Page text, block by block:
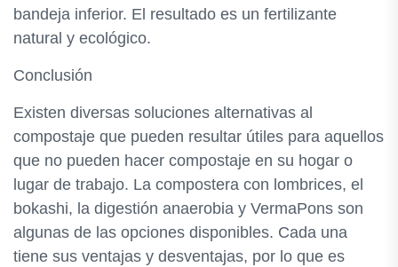
bandeja inferior. El resultado es un fertilizante
natural y ecológico.
Conclusión
Existen diversas soluciones alternativas al
compostaje que pueden resultar útiles para aquellos
que no pueden hacer compostaje en su hogar o
lugar de trabajo. La compostera con lombrices, el
bokashi, la digestión anaerobia y VermaPons son
algunas de las opciones disponibles. Cada una
tiene sus ventajas y desventajas, por lo que es